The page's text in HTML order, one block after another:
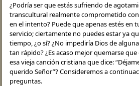
¿Podría ser que estás sufriendo de
transcultural realmente comprometido
en el intento? Puede que apenas estés en
servicio; ciertamente no puedes estar ya
tiempo, ¿o sí? ¿No impediría Dios de
tan rápido? ¿Es acaso mejor quemarse
esa vieja canción cristiana que dice:
querido Señor”? Consideremos a
preguntas.